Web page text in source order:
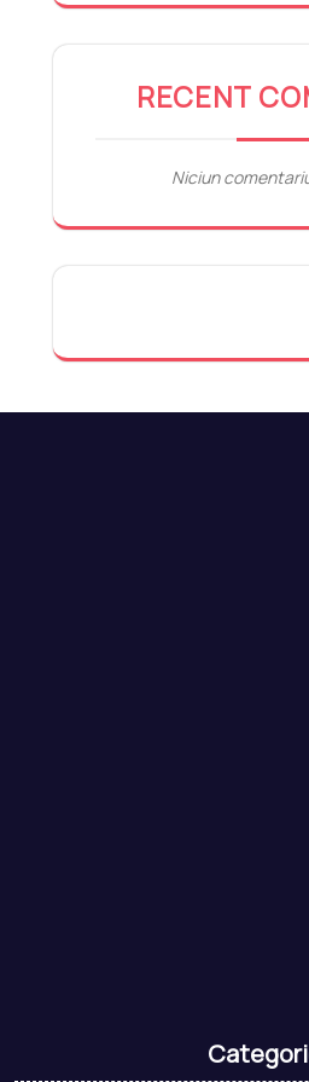
RECENT
Niciun